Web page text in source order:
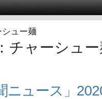
ュー麺
チャーシュ
ニュース」